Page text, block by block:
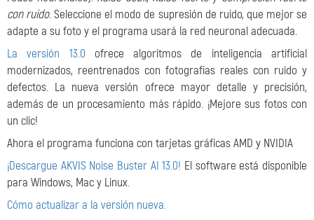
con ruido. Seleccione el modo de supresión de ruido, que mejor se
adapte a su foto y el programa usará la red neuronal adecuada.
La versión 13.0 ofrece algoritmos de inteligencia artificial
modernizados, reentrenados con fotografías reales con ruido y
defectos. La nueva versión ofrece mayor detalle y precisión,
además de un procesamiento más rápido. ¡Mejore sus fotos con
un clic!
Ahora el programa funciona con tarjetas gráficas AMD y NVIDIA
¡Descargue AKVIS Noise Buster AI 13.0! El software está disponible
para Windows, Mac y Linux.
Cómo actualizar a la versión nueva.